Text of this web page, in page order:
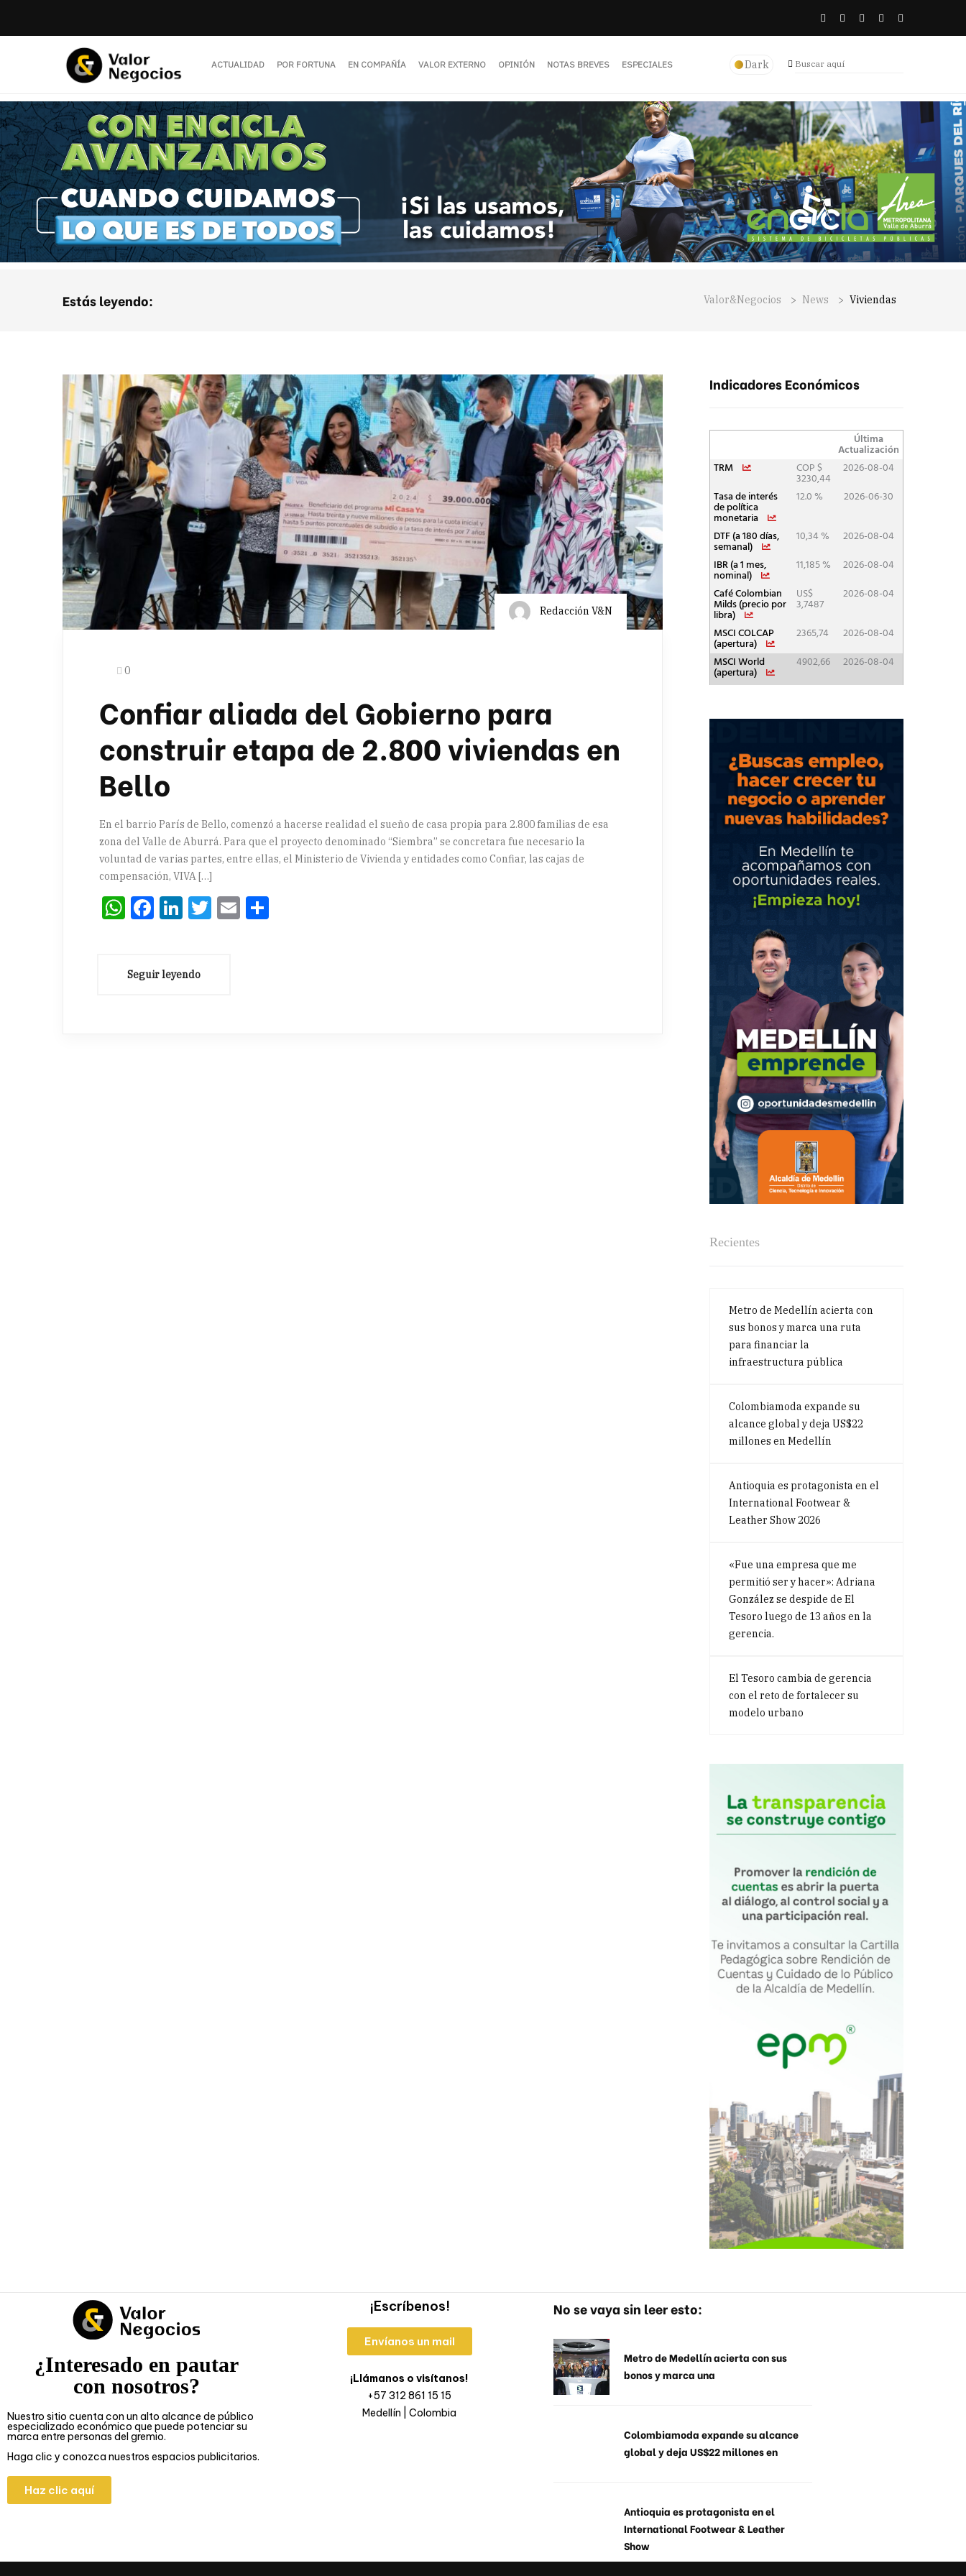
ACTUALIDAD POR FORTUNA EN COMPAÑÍA VALOR EXTERNO OPINIÓN NOTAS BREVES ESPECIALES Dark
Estás leyendo: Valor&Negocios > News > Viviendas
Redacción V&N
0
Confiar aliada del Gobierno para
construir etapa de 2.800 viviendas en
Bello
En el barrio París de Bello, comenzó a hacerse realidad el sueño de casa propia para 2.800 familias de esa
zona del Valle de Aburrá. Para que el proyecto denominado “Siembra” se concretara fue necesario la
voluntad de varias partes, entre ellas, el Ministerio de Vivienda y entidades como Confiar, las cajas de
compensación, VIVA […]
WhatsApp
Facebook
LinkedIn
Twitter
Email
Indicadores Económicos
Recientes
Metro de Medellín acierta con
sus bonos y marca una ruta
para financiar la
infraestructura pública
Colombiamoda expande su
alcance global y deja US$22
millones en Medellín
Antioquia es protagonista en el
International Footwear &
Leather Show 2026
«Fue una empresa que me
permitió ser y hacer»: Adriana
González se despide de El
Tesoro luego de 13 años en la
gerencia.
El Tesoro cambia de gerencia
con el reto de fortalecer su
modelo urbano
¿Interesado en pautar
con nosotros?
Nuestro sitio cuenta con un alto alcance de público
especializado económico que puede potenciar su
marca entre personas del gremio.
Haga clic y conozca nuestros espacios publicitarios.
Haz clic aquí
¡Escríbenos!
Envíanos un mail
¡Llámanos o visítanos!
+57 312 861 15 15
Medellín | Colombia
No se vaya sin leer esto:
Metro de Medellín acierta con sus
bonos y marca una
Colombiamoda expande su alcance
global y deja US$22 millones en
Antioquia es protagonista en el
International Footwear & Leather
Show